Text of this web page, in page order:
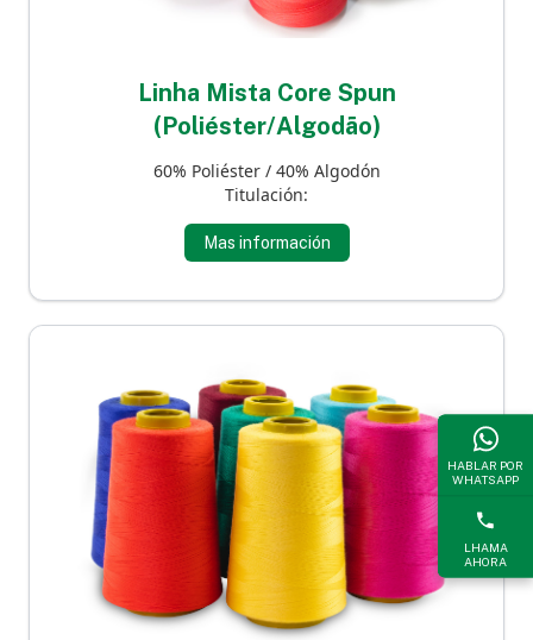
Linha Mista Core Spun
(Poliéster/Algodão)
60% Poliéster / 40% Algodón
Titulación:
Mas información
HABLAR POR
WHATSAPP
LHAMA
AHORA